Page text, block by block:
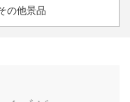
の他景品